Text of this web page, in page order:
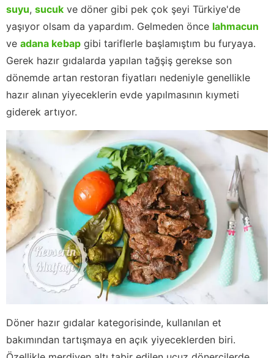
suyu, sucuk ve döner gibi pek çok şeyi Türkiye'de
yaşıyor olsam da yapardım. Gelmeden önce lahmacun
ve adana kebap gibi tariflerle başlamıştım bu furyaya.
Gerek hazır gıdalarda yapılan tağşiş gerekse son
dönemde artan restoran fiyatları nedeniyle genellikle
hazır alınan yiyeceklerin evde yapılmasının kıymeti
giderek artıyor.
Döner hazır gıdalar kategorisinde, kullanılan et
bakımından tartışmaya en açık yiyeceklerden biri.